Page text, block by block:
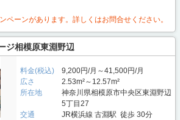
ペーンがあります。詳しくはお問合せください。
ジ相模原東淵野辺
料金(税込)
9,200円/月～41,500円/月
広さ
2.53m²～12.57m²
所在地
神奈川県相模原市中央区東淵野辺
5丁目27
交通
JR横浜線 古淵駅 徒歩 30分